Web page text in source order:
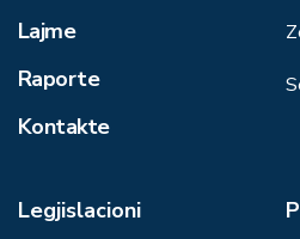
Lajme
Raporte
Kontakte
Legjislacioni